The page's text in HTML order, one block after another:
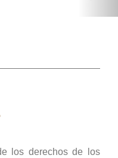
los derechos de los